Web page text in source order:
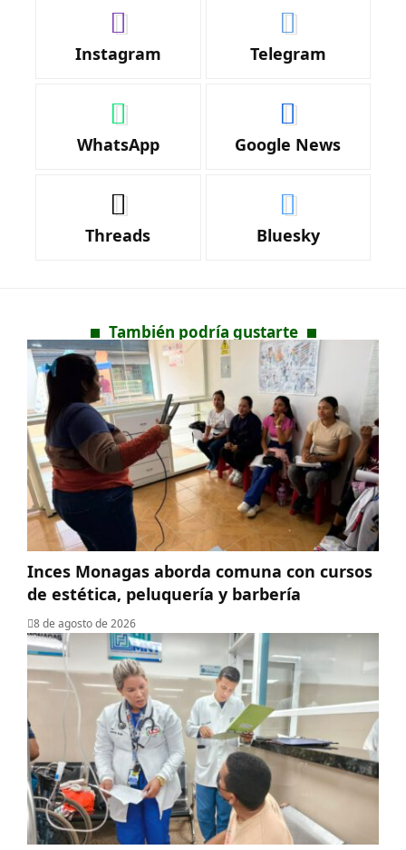
Instagram Telegram
WhatsApp Google News
Threads Bluesky
También podría gustarte
Inces Monagas aborda comuna con cursos
de estética, peluquería y barbería
8 de agosto de 2026